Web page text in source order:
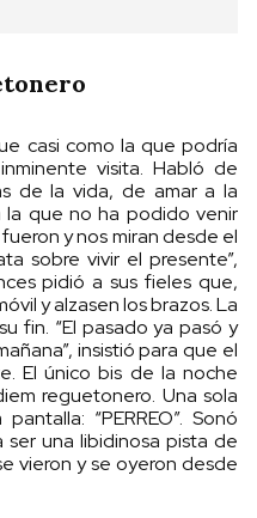
casi como la que podría
visita. Habló de
de la vida, de amar a la
que no ha podido venir
y nos miran desde el
sobre vivir el presente”,
pidió a sus fieles que,
y alzasen los brazos. La
fin. “El pasado ya pasó y
insistió para que el
El único bis de la noche
reguetonero. Una sola
“PERREO”. Sonó
ser una libidinosa pista de
vieron y se oyeron desde